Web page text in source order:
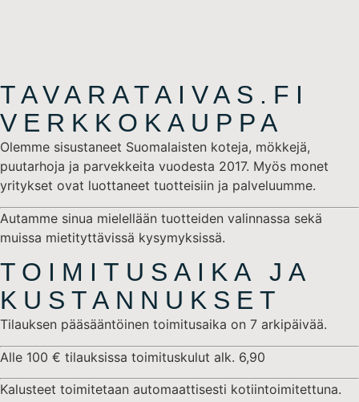
TAVARATAIVAS.FI
VERKKOKAUPPA
Olemme sisustaneet Suomalaisten koteja, mökkejä,
puutarhoja ja parvekkeita vuodesta 2017. Myös monet
yritykset ovat luottaneet tuotteisiin ja palveluumme.
Autamme sinua mielellään tuotteiden valinnassa sekä
muissa mietityttävissä kysymyksissä.
TOIMITUSAIKA JA
KUSTANNUKSET
Tilauksen pääsääntöinen toimitusaika on 7 arkipäivää.
Alle 100 € tilauksissa toimituskulut alk. 6,90
Kalusteet toimitetaan automaattisesti kotiintoimitettuna.